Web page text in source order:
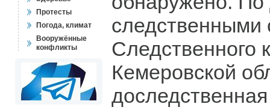
Протесты
Погода, климат
Вооружённые
конфликты
следственными
Следственного
Кемеровской